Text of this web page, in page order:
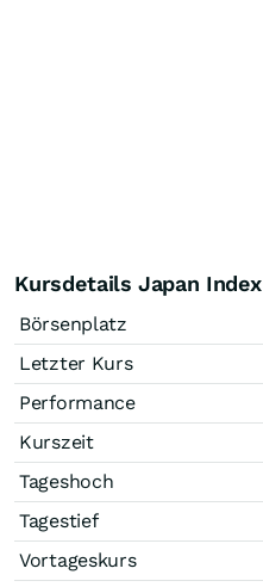
Kursdetails Japan Index
Börsenplatz
Letzter Kurs
Performance
Kurszeit
Tageshoch
Tagestief
Vortageskurs